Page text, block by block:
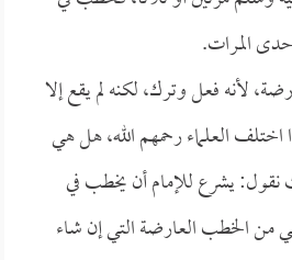
المرات.
لأنه فعل وترك، لكنه لم يقع إلا
العلماء رحمهم الله، هل هي
يشرع للإمام أن يخطب في
الخطب العارضة التي إن شاء